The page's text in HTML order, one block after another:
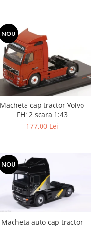
NOU
Macheta cap tractor Volvo
FH12 scara 1:43
177,00 Lei
NOU
Macheta auto cap tractor